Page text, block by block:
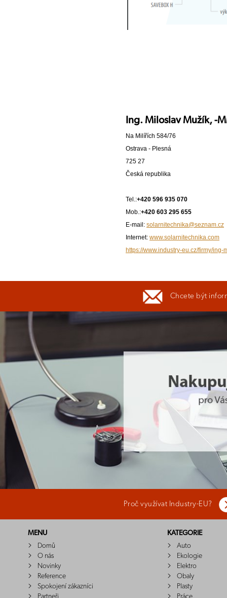
Ing. Miloslav Mužík, -
Na Milířích 584/76
Ostrava - Plesná
725 27
Česká republika
Tel.:+420 596 935 070
Mob.:+420 603 295 655
E-mail: solarnitechnika@seznam.cz
Internet: www.solarnitechnika.com
https://www.industry-eu.cz/firmy/
Chcete být
Proč využívat Industry-EU?
MENU
Domů
O nás
Novinky
Reference
Spokojení zákazníci
Partneři
KATEGORIE
Auto
Ekologie
Elektro
Obaly
Plasty
Práce